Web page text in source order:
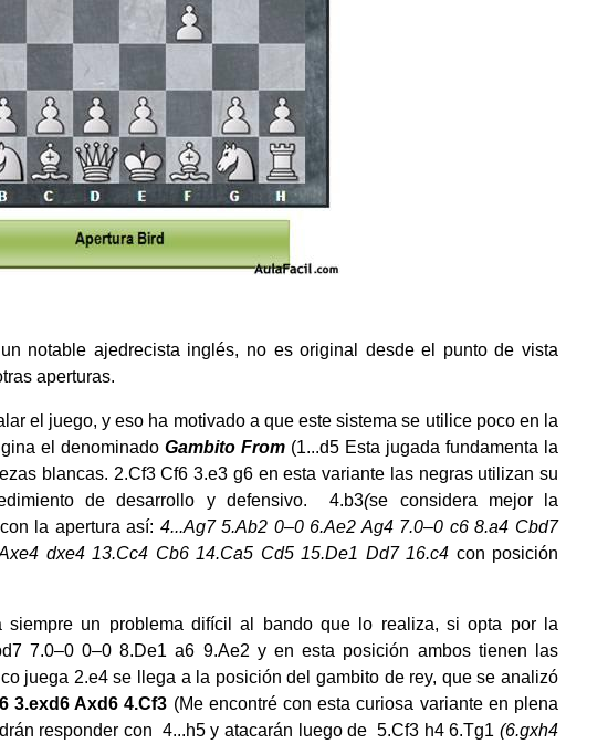
notable ajedrecista inglés, no es original desde el punto de vista
aperturas.
el juego, y eso ha motivado a que este sistema se utilice poco en la
el denominado Gambito From(1...d5 Esta jugada fundamenta la
blancas. 2.Cf3 Cf6 3.e3 g6 en esta variante las negras utilizan su
de desarrollo y defensivo. 4.b3(se considera mejor la
la apertura así: 4...Ag7 5.Ab2 0–0 6.Ae2 Ag4 7.0–0 c6 8.a4 Cbd7
dxe4 13.Cc4 Cb6 14.Ca5 Cd5 15.De1 Dd7 16.c4 con posición
siempre un problema difícil al bando que lo realiza, si opta por la
7.0–0 0–0 8.De1 a6 9.Ae2 y en esta posición ambos tienen las
juega 2.e4 se llega a la posición del gambito de rey, que se analizó
3.exd6 Axd6 4.Cf3 (Me encontré con esta curiosa variante en plena
responder con 4...h5 y atacarán luego de 5.Cf3 h4 6.Tg1 (6.gxh4